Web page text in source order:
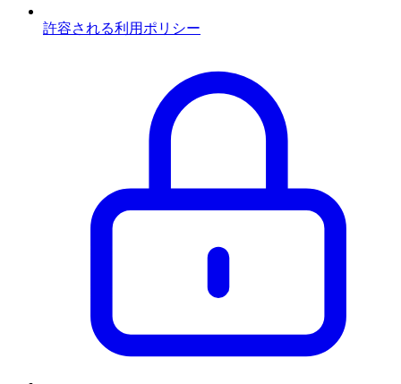
許容される利用ポリシー